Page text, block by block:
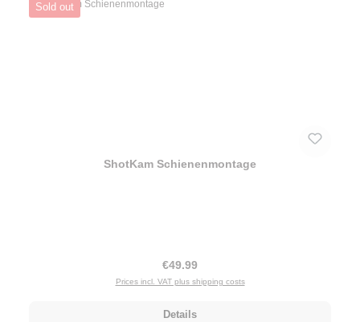
Sold out
ShotKam Schienenmontage
Regular price:
€49.99
Prices incl. VAT plus shipping costs
Details